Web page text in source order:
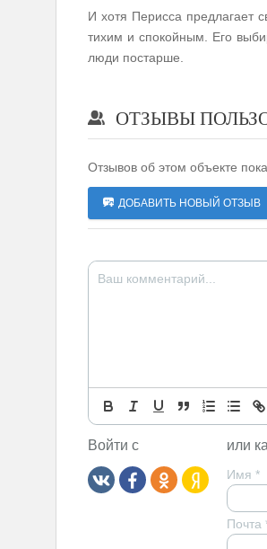
И хотя Перисса предлагает
тихим и спокойным. Его
люди постарше.
ОТЗЫВЫ
Отзывов об этом объекте
ДОБАВИТЬ НОВЫЙ ОТЗЫВ
Войти с или
Имя *
Почта